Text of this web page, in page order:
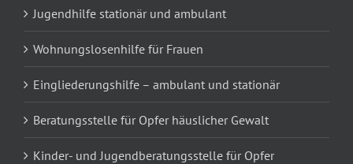
Jugendhilfe stationär und ambulant
Wohnungslosenhilfe für Frauen
Eingliederungshilfe – ambulant und stationär
Beratungsstelle für Opfer häuslicher Gewalt
Kinder- und Jugendberatungsstelle für Opfer